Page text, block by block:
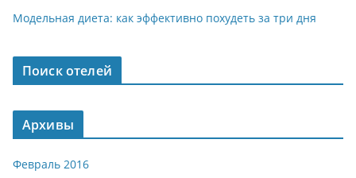
Модельная диета: как эффективно похудеть за три дня
Поиск отелей
Архивы
Февраль 2016